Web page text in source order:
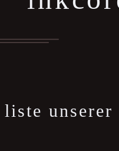
unserer